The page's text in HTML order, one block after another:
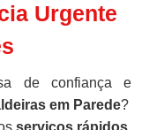
Urgente
de confiança e
em Parede?